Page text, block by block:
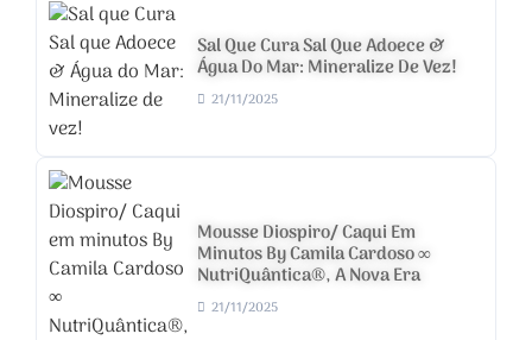
Sal Que Cura Sal Que Adoece &
Água Do Mar: Mineralize De Vez!
21/11/2025
Mousse Diospiro/ Caqui Em
Minutos By Camila Cardoso ∞
NutriQuântica®, A Nova Era
21/11/2025